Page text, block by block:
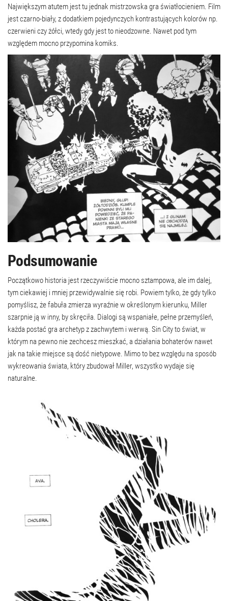
Największym atutem jest tu jednak mistrzowska gra światłocieniem. Film
jest czarno-biały, z dodatkiem pojedynczych kontrastujących kolorów np.
czerwieni czy żółci, wtedy gdy jest to nieodzowne. Nawet pod tym
względem mocno przypomina komiks.
Podsumowanie
Początkowo historia jest rzeczywiście mocno sztampowa, ale im dalej,
tym ciekawiej i mniej przewidywalnie się robi. Powiem tylko, że gdy tylko
pomyślisz, że fabuła zmierza wyraźnie w określonym kierunku, Miller
szarpnie ją w inny, by skręciła. Dialogi są wspaniałe, pełne przemyśleń,
każda postać gra archetyp z zachwytem i werwą. Sin City to świat, w
którym na pewno nie zechcesz mieszkać, a działania bohaterów nawet
jak na takie miejsce są dość nietypowe. Mimo to bez względu na sposób
wykreowania świata, który zbudował Miller, wszystko wydaje się
naturalne.